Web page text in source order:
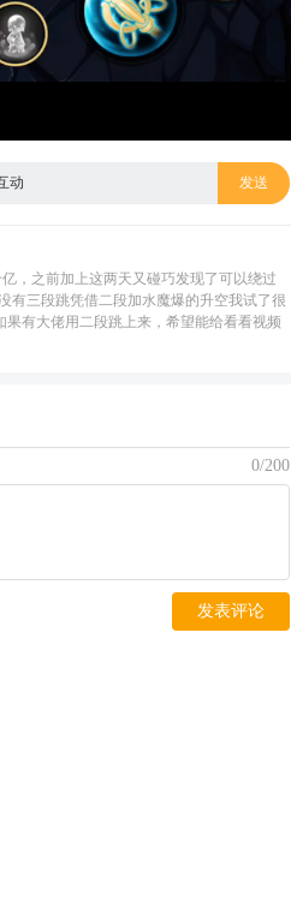
动 发送
，之前加上这两天又碰巧发现了可以绕过
有三段跳凭借二段加水魔爆的升空我试了很
有大佬用二段跳上来，希望能给看看视频
0/200
发表评论